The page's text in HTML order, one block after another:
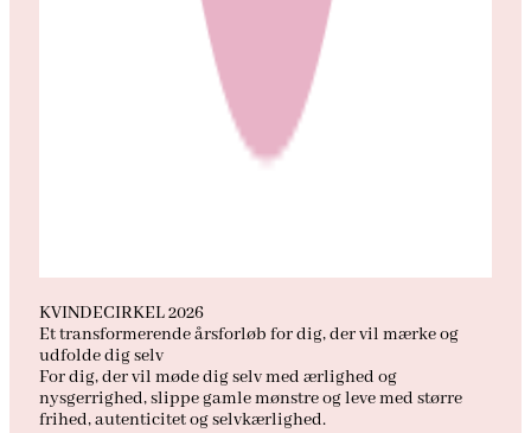
KVINDECIRKEL 2026
Et transformerende årsforløb for dig, der vil mærke og
udfolde dig selv
For dig, der vil møde dig selv med ærlighed og
nysgerrighed, slippe gamle mønstre og leve med større
frihed, autenticitet og selvkærlighed.